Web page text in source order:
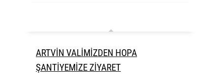
ARTVİN VALİMİZDEN HOPA
ŞANTİYEMİZE ZİYARET